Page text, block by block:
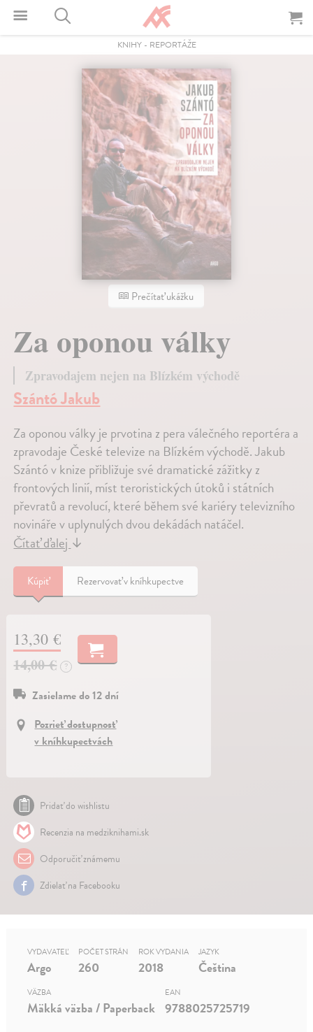
KNIHY- REPORTÁŽE
Prečítať ukážku
Za oponou války
Zpravodajem nejen na Blízkém východě
Szántó Jakub
Za oponou války je prvotina z pera válečného reportéra a
zpravodaje České televize na Blízkém východě. Jakub
Szántó v knize přibližuje své dramatické zážitky z
frontových linií, míst teroristických útoků i státních
převratů a revolucí, které během své kariéry televizního
novináře v uplynulých dvou dekádách natáčel.
Čítať ďalej↓
Kúpiť Rezervovať v kníhkupectve
13,30 €
14,00 €
?
Zasielame do 12 dní
Pozrieť dostupnosť
v kníhkupectvách
Pridať do wishlistu
Recenzia na medziknihami.sk
Odporučiť známemu
Zdielať na Facebooku
VYDAVATEĽ
Argo
POČET STRÁN
260
ROK VYDANIA
2018
JAZYK
Čeština
VÄZBA
Mäkká väzba / Paperback
EAN
9788025725719